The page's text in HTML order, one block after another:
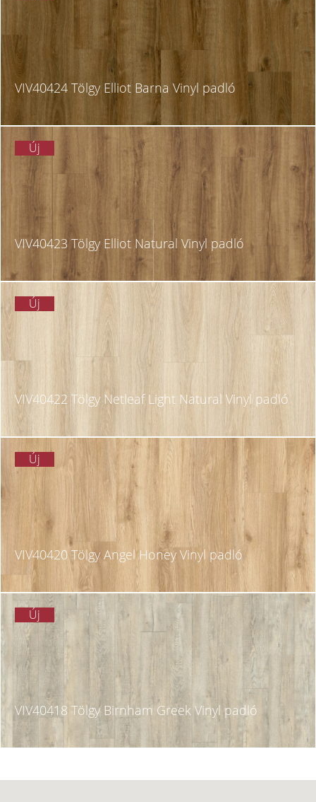
VIV40424 Tölgy Elliot Barna Vinyl padló
Új
VIV40423 Tölgy Elliot Natural Vinyl padló
Új
VIV40422 Tölgy Netleaf Light Natural Vinyl padló
Új
VIV40420 Tölgy Angel Honey Vinyl padló
Új
VIV40418 Tölgy Birnham Greek Vinyl padló